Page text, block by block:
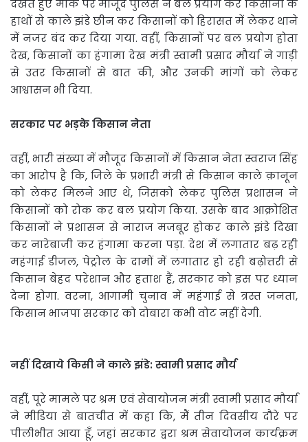
देखते हुए मौके पर मौजूद पुलिस ने बल प्रयोग कर किसानों के
हाथों से काले झंडे छीन कर किसानों को हिरासत में लेकर थाने
में नजर बंद कर दिया गया. वहीं, किसानों पर बल प्रयोग होता
देख, किसानों का हंगामा देख मंत्री स्वामी प्रसाद मौर्या ने गाड़ी
से उतर किसानों से बात की, और उनकी मांगों को लेकर
आश्वासन भी दिया.
सरकार पर भड़के किसान नेता
वहीं, भारी संख्या में मौजूद किसानों में किसान नेता स्वराज सिंह
का आरोप है कि, जिले के प्रभारी मंत्री से किसान काले क़ानून
को लेकर मिलने आए थे, जिसको लेकर पुलिस प्रशासन ने
किसानों को रोक कर बल प्रयोग किया. उसके बाद आक्रोशित
किसानों ने प्रशासन से नाराज मजबूर होकर काले झंडे दिखा
कर नारेबाजी कर हंगामा करना पड़ा. देश में लगातार बढ़ रही
महंगाई डीजल, पेट्रोल के दामों में लगातार हो रही बढ़ोत्तरी से
किसान बेहद परेशान और हताश हैं, सरकार को इस पर ध्यान
देना होगा. वरना, आगामी चुनाव में महंगाई से त्रस्त जनता,
किसान भाजपा सरकार को दोबारा कभी वोट नहीं देगी.
नहीं दिखाये किसी ने काले झंडे: स्वामी प्रसाद मौर्य
वहीं, पूरे मामले पर श्रम एवं सेवायोजन मंत्री स्वामी प्रसाद मौर्या
ने मीडिया से बातचीत में कहा कि, मैं तीन दिवसीय दौरे पर
पीलीभीत आया हूँ, जहां सरकार द्वरा श्रम सेवायोजन कार्यक्रम